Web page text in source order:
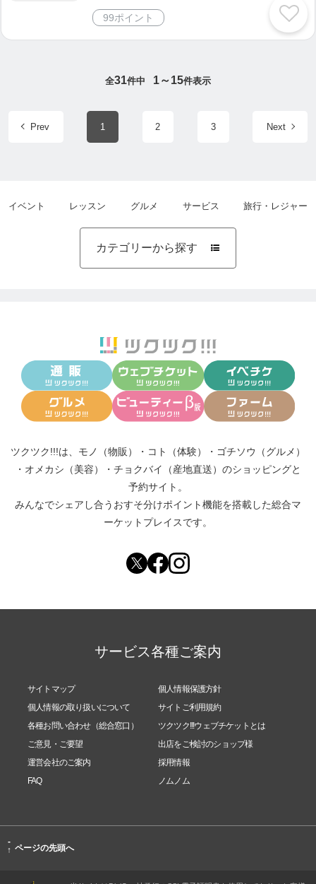
99ポイント
全31件中 1～15件表示
Prev 1 2 3 Next
イベント レッスン グルメ サービス 旅行・レジャー
カテゴリーから探す 
ツクツク!!!は、 モノ（物販） ・ コト（体験） ・ ゴチソウ（グルメ）
・ オメカシ（美容） ・ チョクバイ（産地直送） のショッピングと
予約サイト。
みんなでシェアし合う おすそ分けポイント機能を搭載した総合マ
ーケットプレイスです。
サービス各種ご案内
サイトマップ
個人情報保護方針
個人情報の取り扱いについて
サイトご利用規約
各種お問い合わせ（総合窓口）
ツクツク!!!ウェブチケットとは
ご意見・ご要望
出店をご検討のショップ様
運営会社のご案内
採用情報
FAQ
ノムノム
-
↑ ページの先頭へ